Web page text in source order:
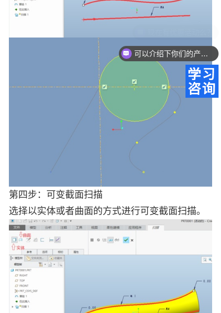
第四步：可变截面扫描
选择以实体或者曲面的方式进行可变截面扫描。